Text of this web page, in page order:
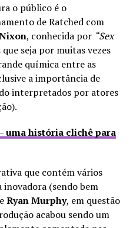
o público é o
de Ratched com
, conhecida por “Sex
seja por muitas vezes
química entre as
a importância de
interpretados por atores
uma história clichê para
que contém vários
inovadora (sendo bem
Ryan Murphy, em questão
acabou sendo um